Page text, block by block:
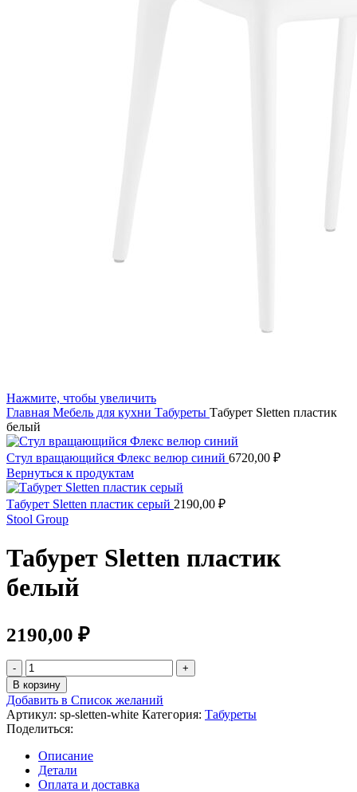
Нажмите, чтобы увеличить
Главная Мебель для кухни Табуреты Табурет Sletten пластик
белый
Стул вращающийся Флекс велюр синий 6720,00 ₽
Вернуться к продуктам
Табурет Sletten пластик серый 2190,00 ₽
Stool Group
Табурет Sletten пластик
белый
2190,00 ₽
Количество
товара
Табурет
Sletten
пластик
белый
В корзину
Добавить в Список желаний
Артикул: sp-sletten-white Категория: Табуреты
Поделиться:
Описание
Детали
Оплата и доставка